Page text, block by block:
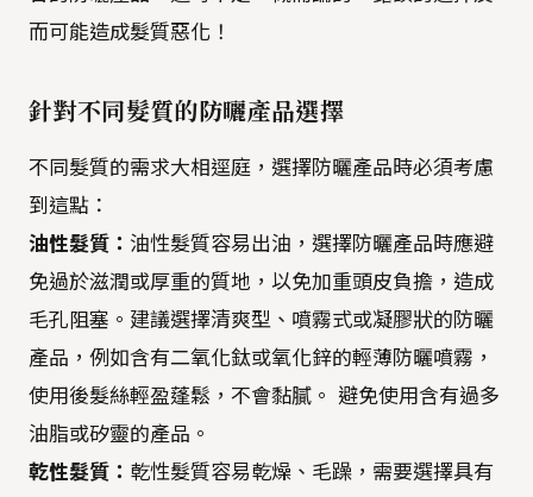
而可能造成髮質惡化！
針對不同髮質的防曬產品選擇
不同髮質的需求大相逕庭，選擇防曬產品時必須考慮
到這點：
油性髮質： 油性髮質容易出油，選擇防曬產品時應避
免過於滋潤或厚重的質地，以免加重頭皮負擔，造成
毛孔阻塞。建議選擇清爽型、噴霧式或凝膠狀的防曬
產品，例如含有二氧化鈦或氧化鋅的輕薄防曬噴霧，
使用後髮絲輕盈蓬鬆，不會黏膩。 避免使用含有過多
油脂或矽靈的產品。
乾性髮質： 乾性髮質容易乾燥、毛躁，需要選擇具有